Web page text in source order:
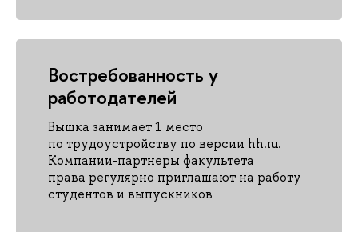
Востребованность у
работодателей
Вышка занимает 1 место
по трудоустройству по версии hh.ru.
Компании-партнеры факультета
права регулярно приглашают на работу
студентов и выпускников